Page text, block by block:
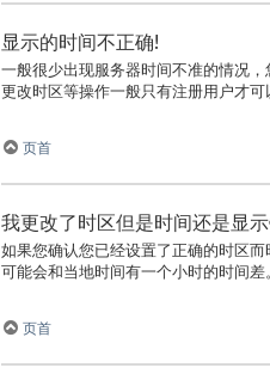
显示的时间不正确!
一般很少出现服务器时间不准的情况
更改时区等操作一般只有注册用户才
页首
我更改了时区但是时间还是显
如果您确认您已经设置了正确的时区
可能会和当地时间有一个小时的时间差
页首